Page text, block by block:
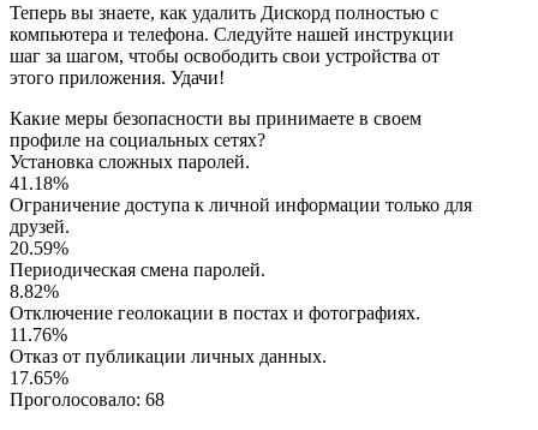
Теперь вы знаете, как удалить Дискорд полностью с
компьютера и телефона. Следуйте нашей инструкции
шаг за шагом, чтобы освободить свои устройства от
этого приложения. Удачи!
Какие меры безопасности вы принимаете в своем
профиле на социальных сетях?
Установка сложных паролей.
41.18%
Ограничение доступа к личной информации только для
друзей.
20.59%
Периодическая смена паролей.
8.82%
Отключение геолокации в постах и фотографиях.
11.76%
Отказ от публикации личных данных.
17.65%
Проголосовало: 68